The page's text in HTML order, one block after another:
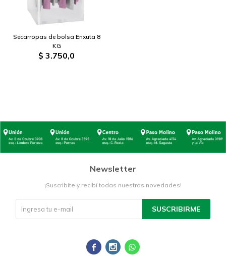
Secarropas de bolsa Enxuta 8
KG
$ 3.750,0
Newsletter
¡Suscribite y recibí todas nuestras novedades!
SUSCRIBIRME
  